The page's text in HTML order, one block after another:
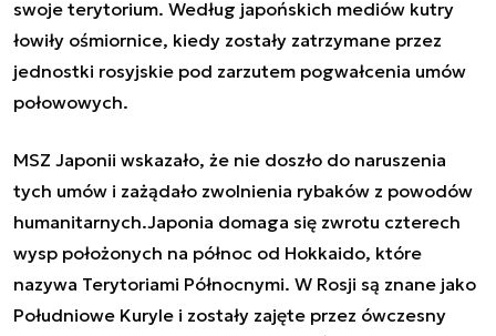
swoje terytorium. Według japońskich mediów kutry
łowiły ośmiornice, kiedy zostały zatrzymane przez
jednostki rosyjskie pod zarzutem pogwałcenia umów
połowowych.
MSZ Japonii wskazało, że nie doszło do naruszenia
tych umów i zażądało zwolnienia rybaków z powodów
humanitarnych.Japonia domaga się zwrotu czterech
wysp położonych na północ od Hokkaido, które
nazywa Terytoriami Północnymi. W Rosji są znane jako
Południowe Kuryle i zostały zajęte przez ówczesny